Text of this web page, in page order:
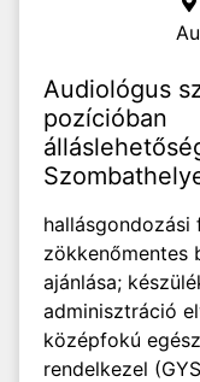
Audiológus
pozícióban
hallásgondozási
zökkenőmentes
ajánlása;
adminisztráció
középfokú
rendelkezel